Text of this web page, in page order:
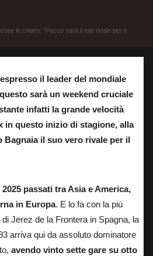
in chiaro: “Pecco sarà il mio rivale per il
il leader del mondiale
sarà un weekend cruciale
infatti la grande velocità
in questo inizio di stagione, alla
Bagnaia il suo vero rivale per il
passati tra Asia e America,
in Europa. E lo fa con la più
Jerez de la Frontera in Spagna, la
arriva qui da assoluto dominatore
avendo vinto sette gare su otto